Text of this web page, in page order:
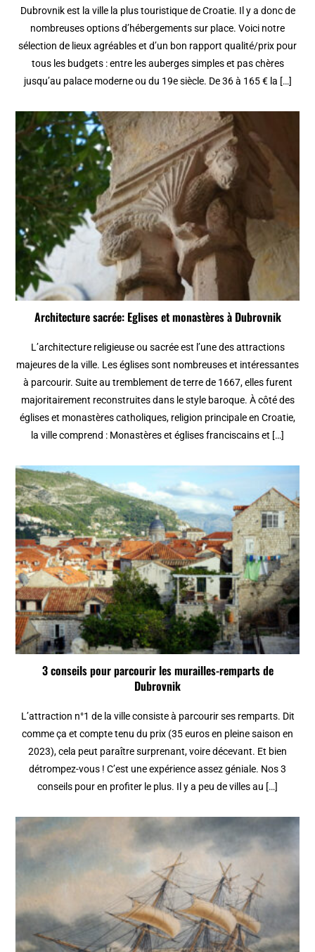
Dubrovnik est la ville la plus touristique de Croatie. Il y a donc de
nombreuses options d’hébergements sur place. Voici notre
sélection de lieux agréables et d’un bon rapport qualité/prix pour
tous les budgets : entre les auberges simples et pas chères
jusqu’au palace moderne ou du 19e siècle. De 36 à 165 € la […]
Architecture sacrée: Eglises et monastères à Dubrovnik
L’architecture religieuse ou sacrée est l’une des attractions
majeures de la ville. Les églises sont nombreuses et intéressantes
à parcourir. Suite au tremblement de terre de 1667, elles furent
majoritairement reconstruites dans le style baroque. À côté des
églises et monastères catholiques, religion principale en Croatie,
la ville comprend : Monastères et églises franciscains et […]
3 conseils pour parcourir les murailles-remparts de
Dubrovnik
L’attraction n°1 de la ville consiste à parcourir ses remparts. Dit
comme ça et compte tenu du prix (35 euros en pleine saison en
2023), cela peut paraître surprenant, voire décevant. Et bien
détrompez-vous ! C’est une expérience assez géniale. Nos 3
conseils pour en profiter le plus. Il y a peu de villes au […]